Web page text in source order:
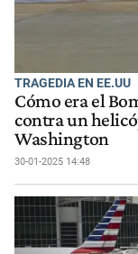
TRAGEDIA EN EE.UU
Cómo era el
contra un
Washington
30-01-2025 14:48